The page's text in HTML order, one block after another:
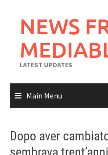
contentNEWS
LATEST UPDATES
Main Menu
Dopo aver
sembrava